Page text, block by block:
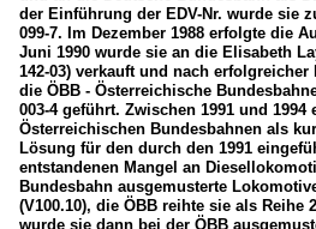
der Einführung der EDV-Nr. wurde sie
099-7. Im Dezember 1988 erfolgte die
Juni 1990 wurde sie an die Elisabeth
142-03) verkauft und nach
die ÖBB - Österreichische
003-4 geführt. Zwischen 1991 und 1994
Österreichischen Bundesbahnen als
Lösung für den durch den 1991
entstandenen Mangel an
Bundesbahn ausgemusterte
(V100.10), die ÖBB reihte sie als Reihe
wurde sie dann bei der ÖBB